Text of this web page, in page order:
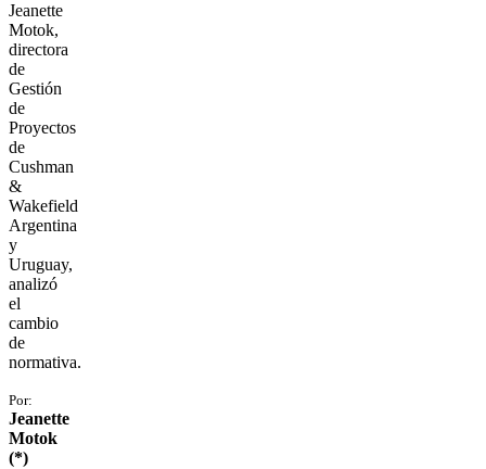
Jeanette
Motok,
directora
de
Gestión
de
Proyectos
de
Cushman
&
Wakefield
Argentina
y
Uruguay,
analizó
el
cambio
de
normativa.
Por:
Jeanette
Motok
(*)